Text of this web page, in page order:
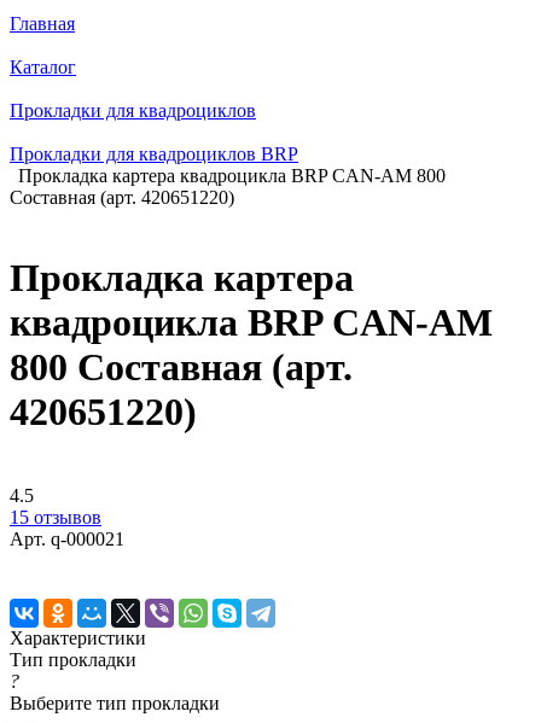
Главная
Каталог
Прокладки для квадроциклов
Прокладки для квадроциклов BRP
Прокладка картера квадроцикла BRP CAN-AM 800
Составная (арт. 420651220)
Прокладка картера
квадроцикла BRP CAN-AM
800 Составная (арт.
420651220)
4.5
15 отзывов
Арт. q-000021
Характеристики
Тип прокладки
?
Выберите тип прокладки